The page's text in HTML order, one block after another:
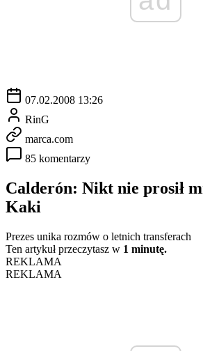
07.02.2008 13:26
RinG
marca.com
85 komentarzy
Calderón: Nikt nie prosił
Kaki
Prezes unika rozmów o letnich transferach
Ten artykuł przeczytasz w 1 minutę.
REKLAMA
REKLAMA